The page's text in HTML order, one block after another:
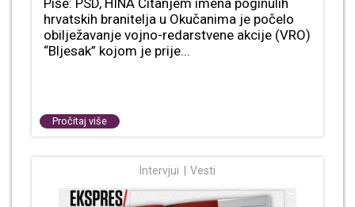
Piše: PSD, HINA Čitanjem imena poginulih
hrvatskih branitelja u Okučanima je počelo
obilježavanje vojno-redarstvene akcije (VRO)
“Bljesak” kojom je prije...
Pročitaj više
Intervjui Vesti